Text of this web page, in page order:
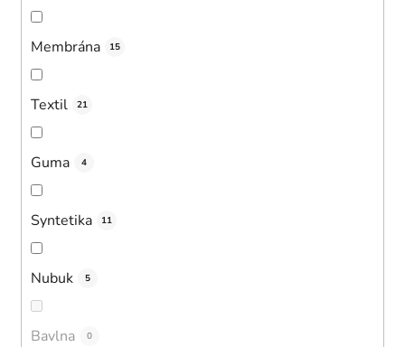
Membrána 15
Textil 21
Guma 4
Syntetika 11
Nubuk 5
Bavlna 0